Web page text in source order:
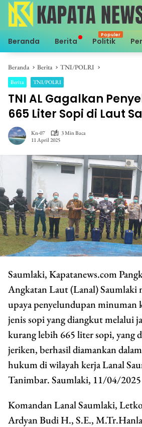
Langsung
konten
Beranda Berita Politik
Beranda Berita TNI/POLRI
Berita TNI/POLRI
TNI AL Gagalkan
665 Liter Sopi di Laut
Kn-07
3 Min Baca
11 April 2025
Saumlaki, Kapatanews.com
Angkatan Laut (Lanal) Saumlaki
upaya penyelundupan minuman
jenis sopi yang diangkut melalui
kurang lebih 665 liter sopi, yang
jeriken, berhasil diamankan
hukum di wilayah kerja Lanal
Tanimbar. Saumlaki, 11/04/2025
Komandan Lanal Saumlaki,
Ardyan Budi H., S.E.,